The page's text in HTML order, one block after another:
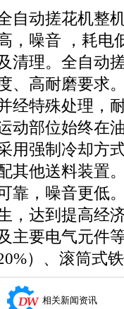
自动搓花机整
，噪音 ，耗电
清理。全自动
、高耐磨要求
经特殊处理，
动部位始终在
用强制冷却方
其他送料装置
靠，噪音更低
，达到提高经
主要电气元件
）、滚筒式
相关新闻资讯